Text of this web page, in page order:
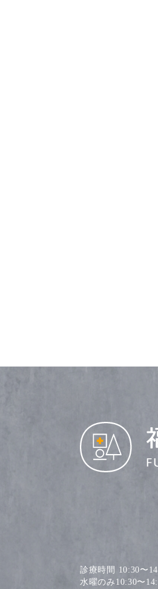
診療時間 10:30〜
水曜のみ10:30〜